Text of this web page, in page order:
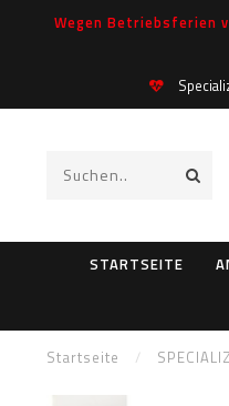
Wegen Betriebsferien
STARTSEITE
Startseite /